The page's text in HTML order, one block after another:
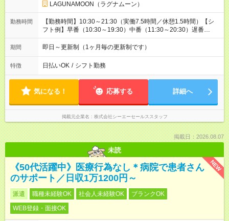
LAGUNAMOON（ラグナムーン）
勤務時間
【勤務時間】10:30～21:30（実働7.5時間／休憩1.5時間）【シ
フト例】早番（10:30～19:30）中番（11:30～20:30）遅番
（12:30～21:30）
期間 即日～更新制（1ヶ月毎の更新制です）
特徴 日払いOK / シフト勤務
気になる！ 応募する 詳細へ
掲載元企業名 株式会社シーエーセールススタッフ
掲載日：2026.08.07
未読
NEW
《50代活躍中》医療行為なし＊病院で患者さん
のサポート／日収1万1200円～
派遣 職種未経験OK 社会人未経験OK
ブランクOK
WEB登録・面接OK